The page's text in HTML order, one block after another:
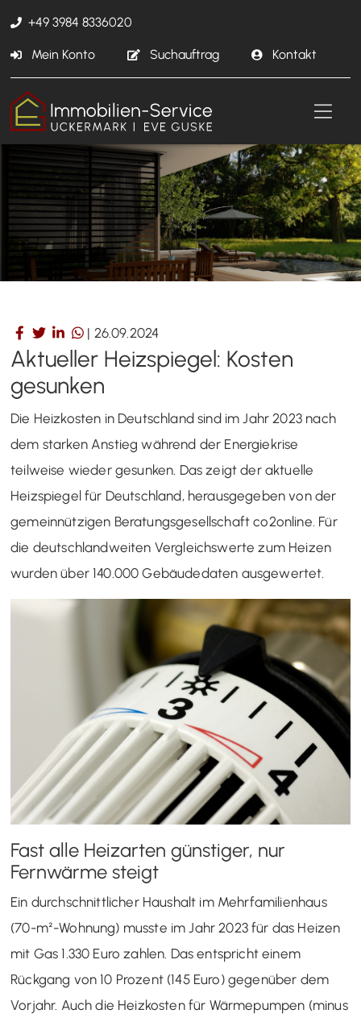
+49 3984 8336020
Mein Konto Suchauftrag Kontakt
| 26.09.2024
Aktueller Heizspiegel: Kosten
gesunken
Die Heizkosten in Deutschland sind im Jahr 2023 nach
dem starken Anstieg während der Energiekrise
teilweise wieder gesunken. Das zeigt der aktuelle
Heizspiegel für Deutschland, herausgegeben von der
gemeinnützigen Beratungsgesellschaft co2online. Für
die deutschlandweiten Vergleichswerte zum Heizen
wurden über 140.000 Gebäudedaten ausgewertet.
Fast alle Heizarten günstiger, nur
Fernwärme steigt
Ein durchschnittlicher Haushalt im Mehrfamilienhaus
(70-m²-Wohnung) musste im Jahr 2023 für das Heizen
mit Gas 1.330 Euro zahlen. Das entspricht einem
Rückgang von 10 Prozent (145 Euro) gegenüber dem
Vorjahr. Auch die Heizkosten für Wärmepumpen (minus